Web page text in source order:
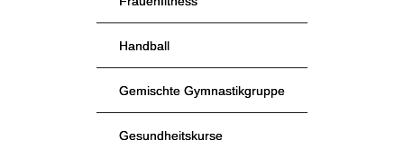
Handball
Gemischte Gymnastikgruppe
Gesundheitskurse